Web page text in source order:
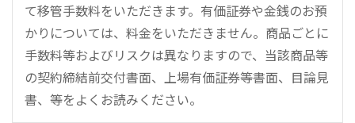
て移管手数料をいただきます。有価証券や金銭のお預
かりについては、料金をいただきません。商品ごとに
手数料等およびリスクは異なりますので、当該商品等
の契約締結前交付書面、上場有価証券等書面、目論見
書、等をよくお読みください。